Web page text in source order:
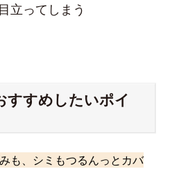
立ってしまう
すすめしたいポイ
も、シミもつるんっとカバ